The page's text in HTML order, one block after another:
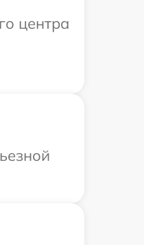
центра